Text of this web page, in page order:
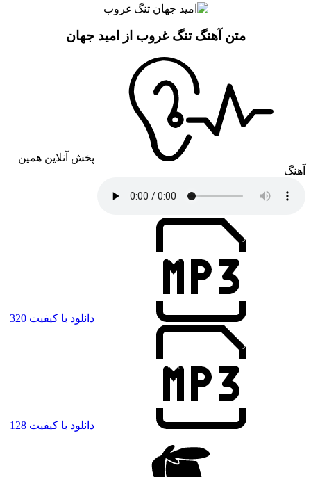
متن آهنگ تنگ غروب از امید جهان
پخش آنلاین همین
آهنگ
دانلود با کیفیت 320
دانلود با کیفیت 128